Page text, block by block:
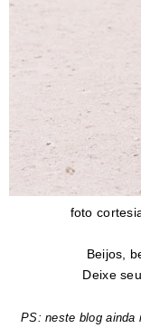
foto
Beijos,
Deixe
PS: neste blog ainda